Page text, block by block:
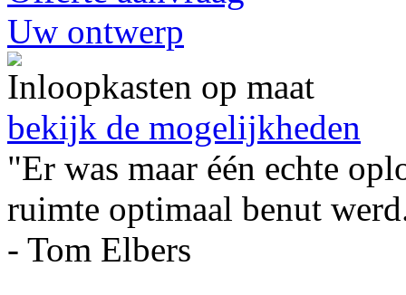
Uw ontwerp
Inloopkasten op maat
bekijk de mogelijkheden
"Er was maar één echte
ruimte optimaal benut
- Tom Elbers